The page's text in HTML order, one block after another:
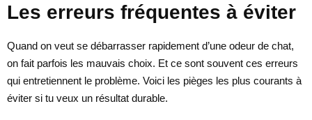
Les erreurs fréquentes à éviter
Quand on veut se débarrasser rapidement d’une odeur de chat,
on fait parfois les mauvais choix. Et ce sont souvent ces erreurs
qui entretiennent le problème. Voici les pièges les plus courants à
éviter si tu veux un résultat durable.